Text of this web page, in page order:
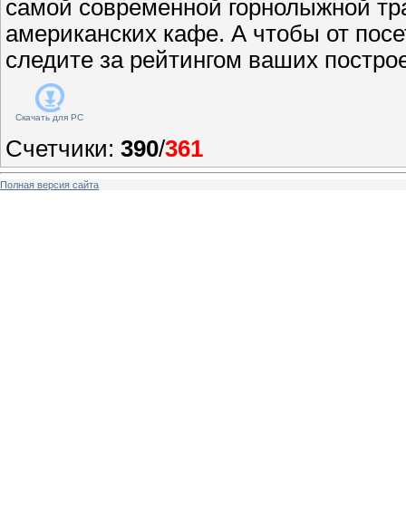
самой современной горнолыжной
американских кафе. А чтобы от
следите за рейтингом ваших
Скачать для PC
Счетчики: 390/361
Полная версия сайта